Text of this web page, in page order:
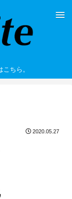
ちら。
2020.05.27